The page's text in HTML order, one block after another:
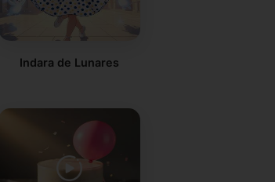
Indara de Lunares